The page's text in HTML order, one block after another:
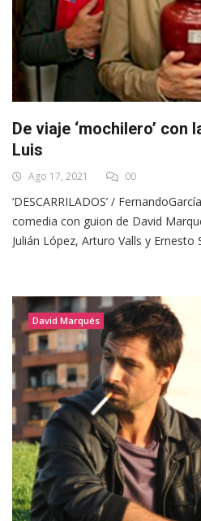
De viaje ‘mochilero’ con
Luis
Ago 17, 2021 00
‘DESCARRILADOS’ /
comedia con guion de David
Julián López, Arturo Valls y Ernesto
David Marqués